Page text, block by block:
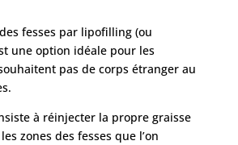
fesses par lipofilling (ou
une option idéale pour les
pas de corps étranger au
à réinjecter la propre graisse
zones des fesses que l’on